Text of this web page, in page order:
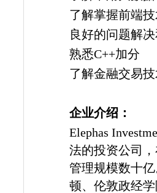
了解掌握前端
良好的问题解
熟悉C++加分
了解金融交易
企业介绍：
Elephas
法的投资公司
管理规模数十
顿、伦敦政经